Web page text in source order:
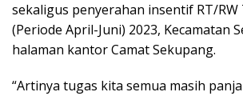
sekaligus penyerahan insentif RT/RW
(Periode April-Juni) 2023, Kecamatan
halaman kantor Camat Sekupang.
“Artinya tugas kita semua masih